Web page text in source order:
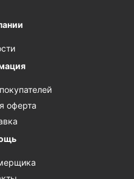
оферта